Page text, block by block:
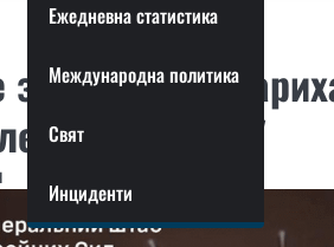
Ежедневна статистика
Международна политика
Свят
Инциденти
отбрана
щаб на ВСУ